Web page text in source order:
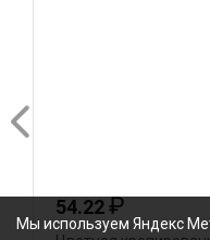
54.22₽
Мы используем Яндекс